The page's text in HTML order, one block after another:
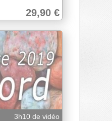
29,90 €
3h10 de vidéo